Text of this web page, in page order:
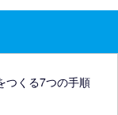
つくる7つの手順